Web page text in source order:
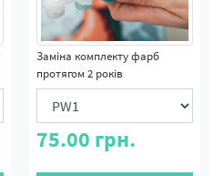
Заміна комплекту фарб
протягом 2 років
75.00 грн.